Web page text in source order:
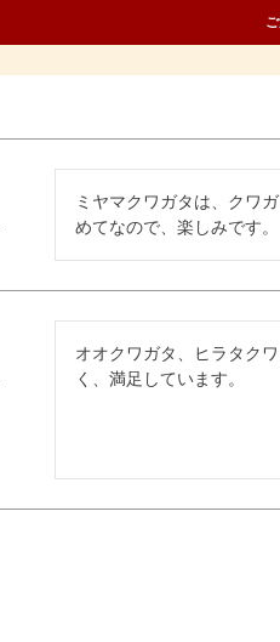
ミヤマクワガタは、クワ
めてなので、楽しみです。
オオクワガタ、ヒラタク
く、満足しています。